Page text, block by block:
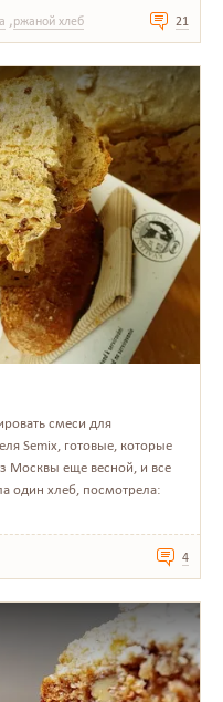
,ржаной хлеб 21
смеси для
Semix, готовые, которые
Москвы еще весной, и все
один хлеб, посмотрела:
4